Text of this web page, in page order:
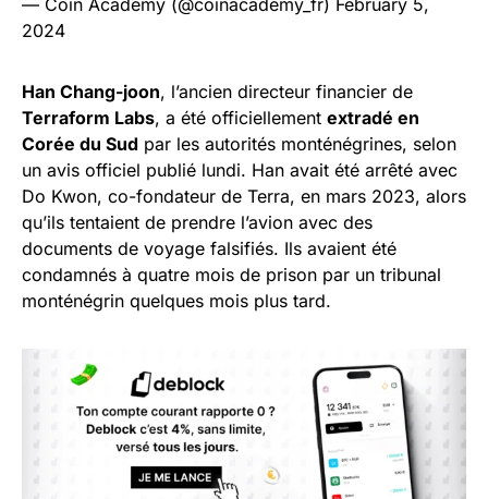
— Coin Academy (@coinacademy_fr) February 5,
2024
Han Chang-joon, l’ancien directeur financier de
Terraform Labs, a été officiellement extradé en
Corée du Sud par les autorités monténégrines, selon
un avis officiel publié lundi. Han avait été arrêté avec
Do Kwon, co-fondateur de Terra, en mars 2023, alors
qu’ils tentaient de prendre l’avion avec des
documents de voyage falsifiés. Ils avaient été
condamnés à quatre mois de prison par un tribunal
monténégrin quelques mois plus tard.